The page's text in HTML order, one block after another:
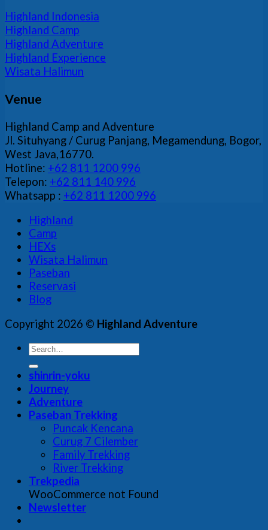
Highland Indonesia
Highland Camp
Highland Adventure
Highland Experience
Wisata Halimun
Venue
Highland Camp and Adventure
Jl. Situhyang / Curug Panjang, Megamendung, Bogor,
West Java,16770.
Hotline: +62 811 1200 996
Telepon: +62 811 140 996
Whatsapp : +62 811 1200 996
Highland
Camp
HEXs
Wisata Halimun
Paseban
Reservasi
Blog
Copyright 2026 © Highland Adventure
shinrin-yoku
Journey
Adventure
Paseban Trekking
Puncak Kencana
Curug 7 Cilember
Family Trekking
River Trekking
Trekpedia
WooCommerce not Found
Newsletter